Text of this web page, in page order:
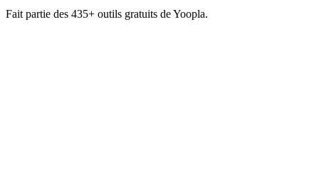
Fait partie des 435+ outils gratuits de Yoopla.